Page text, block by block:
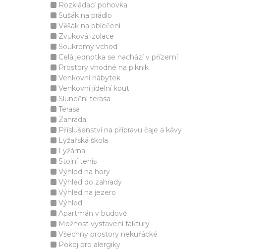
Rozkládací pohovka
Sušák na prádlo
Věšák na oblečení
Zvuková izolace
Soukromý vchod
Celá jednotka se nachází v přízemí
Prostory vhodné na piknik
Venkovní nábytek
Venkovní jídelní kout
Sluneční terasa
Terasa
Zahrada
Příslušenství na přípravu čaje a kávy
Lyžařská škola
Lyžárna
Stolní tenis
Výhled na hory
Výhled do zahrady
Výhled na jezero
Výhled
Apartmán v budově
Možnost vystavení faktury
Všechny prostory nekuřácké
Pokoj pro alergiky